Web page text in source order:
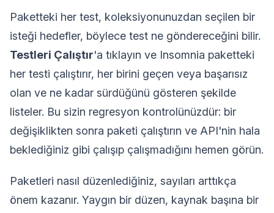
Paketteki her test, koleksiyonunuzdan seçilen bir
isteği hedefler, böylece test ne göndereceğini bilir.
Testleri Çalıştır'a tıklayın ve Insomnia paketteki
her testi çalıştırır, her birini geçen veya başarısız
olan ve ne kadar sürdüğünü gösteren şekilde
listeler. Bu sizin regresyon kontrolünüzdür: bir
değişiklikten sonra paketi çalıştırın ve API'nin hala
beklediğiniz gibi çalışıp çalışmadığını hemen görün.
Paketleri nasıl düzenlediğiniz, sayıları arttıkça
önem kazanır. Yaygın bir düzen, kaynak başına bir